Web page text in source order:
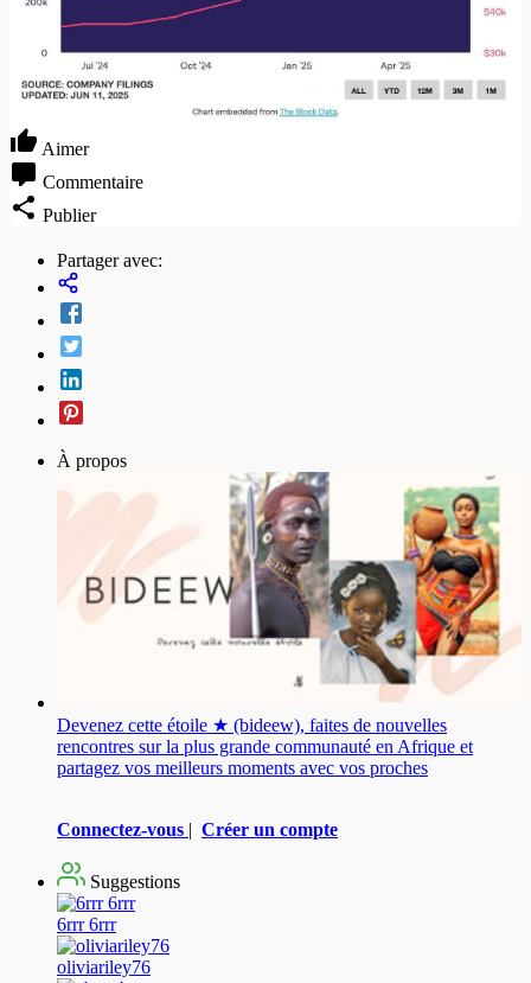
Aimer
Commentaire
Publier
Partager avec:
À propos
Devenez cette étoile ★ (bideew), faites de nouvelles
rencontres sur la plus grande communauté en Afrique et
partagez vos meilleurs moments avec vos proches
Connectez-vous | Créer un compte
Suggestions
6rrr 6rrr
oliviariley76